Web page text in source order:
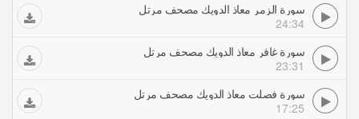
سورة الزمر معاذ الدويك مصحف مرتل
24:34
سورة غافر معاذ الدويك مصحف مرتل
23:31
سورة فصلت معاذ الدويك مصحف مرتل
17:25